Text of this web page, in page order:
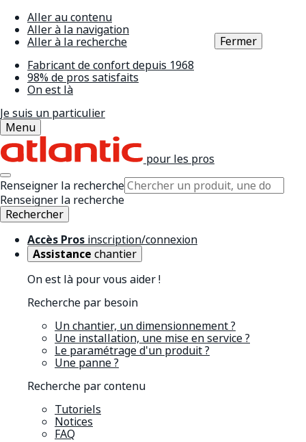
Aller au contenu
Aller à la navigation
Aller à la recherche
Fabricant de confort depuis 1968
98% de pros satisfaits
On est là
Je suis un particulier
Menu
pour les pros
Renseigner la recherche
Renseigner la recherche
Rechercher
Accès Pros inscription/connexion
Assistance chantier
On est là pour vous aider !
Recherche par besoin
Un chantier, un dimensionnement ?
Une installation, une mise en service ?
Le paramétrage d'un produit ?
Une panne ?
Recherche par contenu
Tutoriels
Notices
FAQ
Fermer